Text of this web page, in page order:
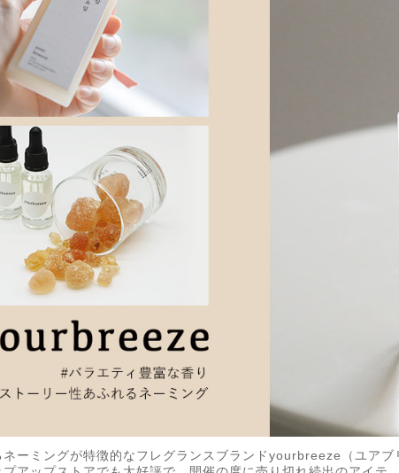
ーミングが特徴的なフレグランスブランドyourbreeze（ユア